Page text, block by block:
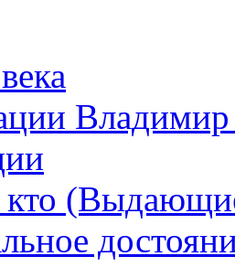
кто